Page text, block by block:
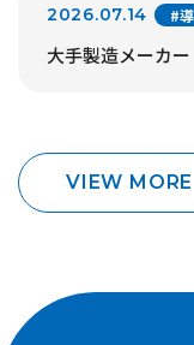
2026.07.14 #
大手製造メーカ
VIEW MORE